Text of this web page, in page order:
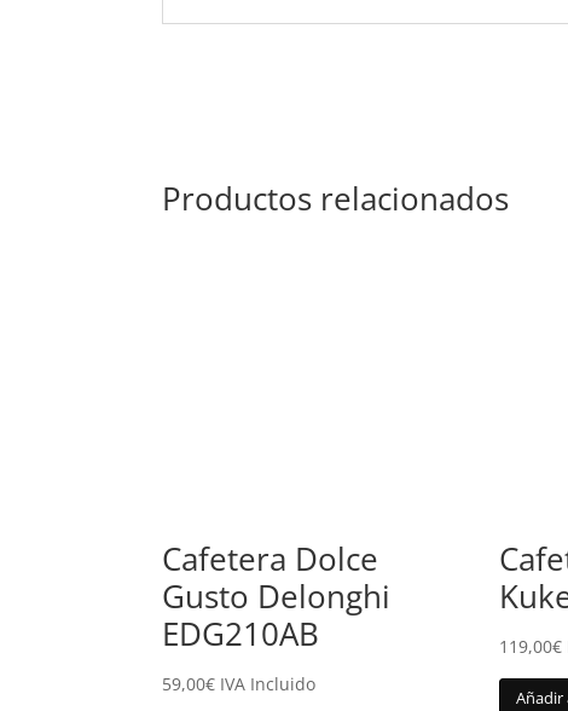
Productos relacionados
Cafetera Dolce
Gusto Delonghi
EDG210AB
59,00€ IVA Incluido
119,00€
Añadir